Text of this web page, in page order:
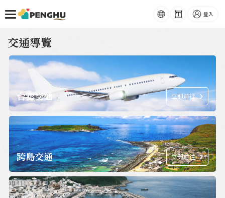
語系 字級 登入
交通導覽
台澎交通 立即前往
跨島交通 立即前往